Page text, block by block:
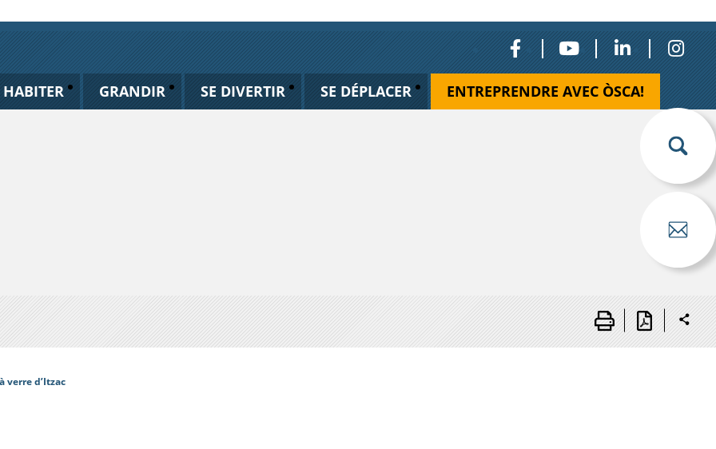
HABITER GRANDIR SE DIVERTIR SE DÉPLACER ENTREPRENDRE AVEC ÒSCA!
verre d’Itzac